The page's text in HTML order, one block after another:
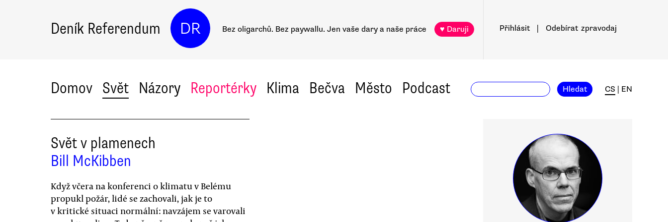
Deník Referendum DR Bez oligarchů. Bez paywallu. Jen vaše dary a naše práce ♥ Daruji Přihlásit Odebírat zpravodaj
Domov Svět Názory Reportérky Klima Bečva Město Podcast Hledat CS EN
Svět v plamenech
Bill McKibben
Když včera na konferenci o klimatu v Belému
propukl požár, lidé se zachovali, jak je to
v kritické situaci normální: navzájem se varovali